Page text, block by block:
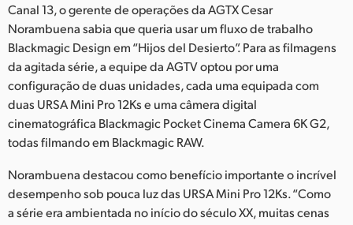
South Africa
Spain
Sweden
Chinese Taipei
Turkey
UAE
Ukraine
Canal 13, o gerente de operações da AGTX Cesar
Norambuena sabia que queria usar um fluxo de trabalho
Blackmagic Design em “Hijos del Desierto”. Para as filmagens
da agitada série, a equipe da AGTV optou por uma
configuração de duas unidades, cada uma equipada com
duas URSA Mini Pro 12Ks e uma câmera digital
cinematográfica Blackmagic Pocket Cinema Camera 6K G2,
todas filmando em Blackmagic RAW.
Norambuena destacou como benefício importante o incrível
desempenho sob pouca luz das URSA Mini Pro 12Ks. “Como
a série era ambientada no início do século XX, muitas cenas